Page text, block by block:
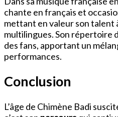
chante en français et
mettant en valeur son talent
multilingues. Son répertoire
des fans, apportant un
performances.
Conclusion
L’âge de Chimène Badi